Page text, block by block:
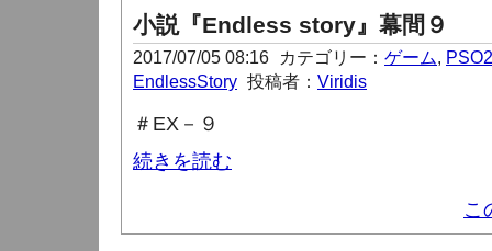
小説『Endless story』幕間９
2017/07/05 08:16 カテゴリー： ゲーム, PSO2
EndlessStory 投稿者： Viridis
＃ EX －９
続きを読む
こ